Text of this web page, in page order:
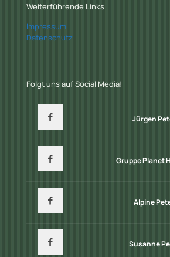
Weiterführende Links
Impressum
Datenschutz
Folgt uns auf Social Media!
Jürgen
Gruppe Planet
Alpine
Susanne